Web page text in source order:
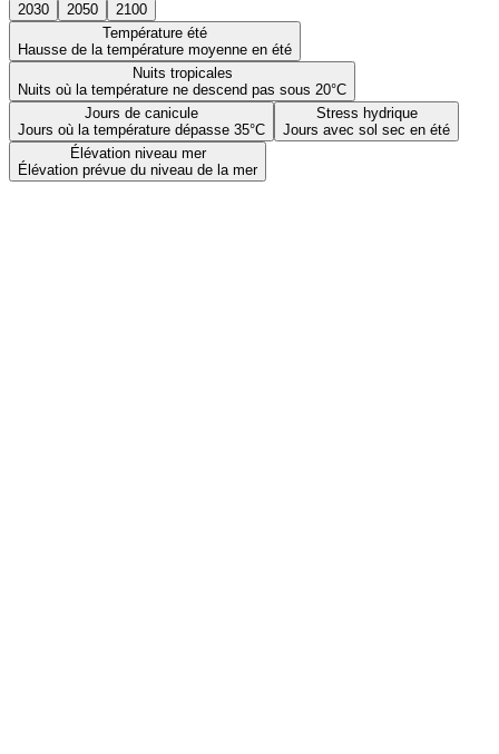
2030 2050
2100
Température été
Hausse de la température moyenne en été
Nuits tropicales
Nuits où la température ne descend pas sous 20°C
Jours de canicule
Jours où la température dépasse 35°C
Stress hydrique
Jours avec sol sec en été
Élévation niveau mer
Élévation prévue du niveau de la mer